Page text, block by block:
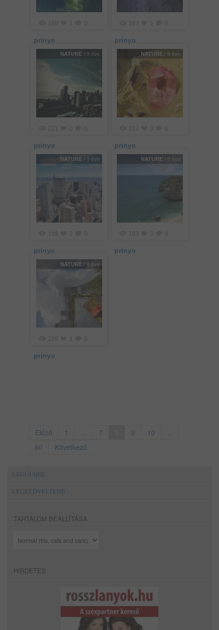
195
prinyo
183
prinyo
NATURE / 9 éve
221
prinyo
NATURE / 9 éve
223
prinyo
NATURE / 9 éve
198 2
prinyo
NATURE / 9 éve
163 3
prinyo
NATURE / 9 éve
229
prinyo
Előző 1 ... 7 9 10
...
60
Következő
LEGÚJABB
LEGKEDVELTEBB
TARTALOM BEÁLLÍTÁSA
HIRDETES